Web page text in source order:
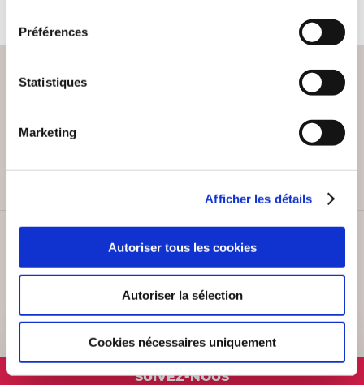
Préférences
Statistiques
Marketing
Afficher les détails
Autoriser tous les cookies
Autoriser la sélection
Cookies nécessaires uniquement
SERVICE CLIENT
Lundi au vendredi, 10-12h / 14-16h
SUIVEZ-NOUS